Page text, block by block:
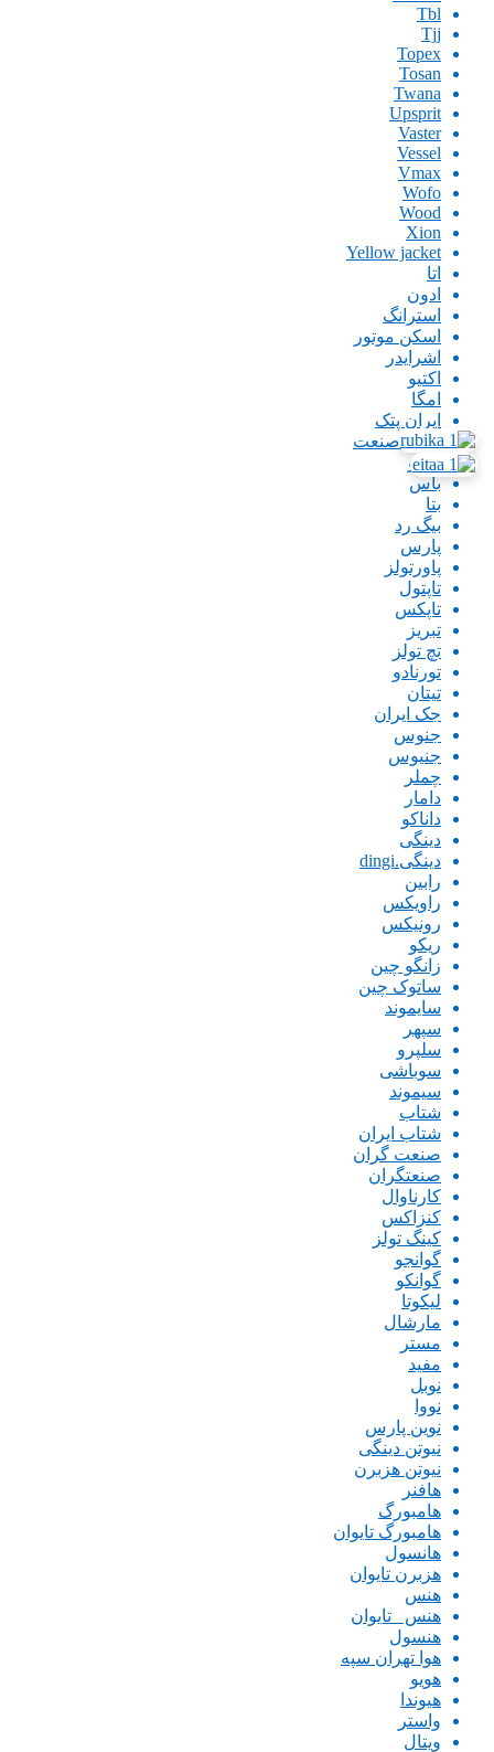
Tbl
Tjj
Topex
Tosan
Twana
Upsprit
Vaster
Vessel
Vmax
Wofo
Wood
Xion
Yellow jacket
اتا
ادون
استرانگ
اسکن موتور
اشرایدر
اکتیو
امگا
ایران پتک
ایران صنعت
اینگو
باس
بتا
بیگ رد
پارس
پاورتولز
تاپتول
تاپکس
تبریز
تچ تولز
تورنادو
تیتان
جک ایران
جنوس
جنیوس
چملر
دامار
داناکو
دینگی
دینگی.dingi
رابین
راویکس
رونیکس
ریکو
زانگو چین
ساتوک چین
سایموند
سپهر
سلپرو
سوباشی
سیموند
شتاب
شتاب ایران
صنعت گران
صنعتگران
کارناوال
کنزاکس
کینگ تولز
گوانجو
گوانکو
لیکوتا
مارشال
مستر
مفید
نوبل
نووا
نوین پارس
نیوتن دینگی
نیوتن هزبرن
هافنر
هامبورگ
هامبورگ تایوان
هانسول
هزبرن تایوان
هنس
هنس _تایوان
هنسول
هوا تهران سپه
هویو
هیوندا
واستر
ویتال